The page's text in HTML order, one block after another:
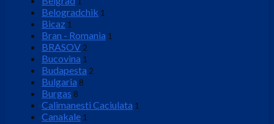
Belogradchik 1
Bicaz 1
Bran - Romania 1
BRASOV 2
Bucovina 1
Budapesta 2
Bulgaria 8
Burgas 8
Calimanesti Caciulata 1
Canakale 1